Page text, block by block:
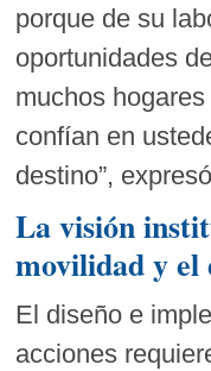
porque de su
oportunidades
muchos
confían en
destino”,
La visión
movilidad y
El diseño e
acciones